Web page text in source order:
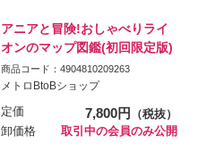
アニアと冒険!おしゃべりライ
オンのマップ図鑑(初回限定版)
商品コード：4904810209263
メトロBtoBショップ
定価 7,800円
（税抜）
卸価格
取引中の会員のみ公開